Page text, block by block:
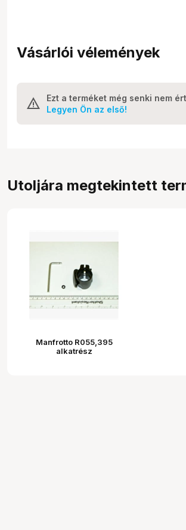
Vásárlói vélemények
Ezt a terméket még senki nem
Legyen Ön az első!
Utoljára megtekintett
Manfrotto R055,395
alkatrész